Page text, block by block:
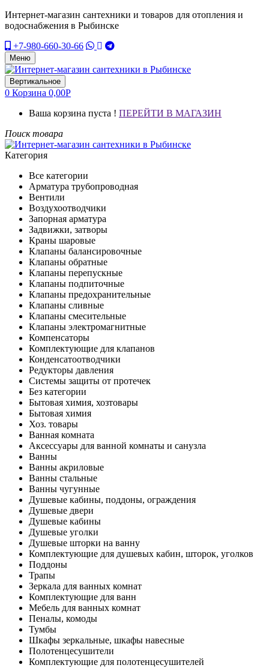
Интернет-магазин сантехники и товаров для отопления и
водоснабжения в Рыбинске
+7-980-660-30-66
Меню
Вертикальное
0 Корзина 0,00Р
Ваша корзина пуста ! ПЕРЕЙТИ В МАГАЗИН
Поиск товара
Категория
Все категории
Арматура трубопроводная
Вентили
Воздухоотводчики
Запорная арматура
Задвижки, затворы
Краны шаровые
Клапаны балансировочные
Клапаны обратные
Клапаны перепускные
Клапаны подпиточные
Клапаны предохранительные
Клапаны сливные
Клапаны смесительные
Клапаны электромагнитные
Компенсаторы
Комплектующие для клапанов
Конденсатоотводчики
Редукторы давления
Системы защиты от протечек
Без категории
Бытовая химия, хозтовары
Бытовая химия
Хоз. товары
Ванная комната
Аксессуары для ванной комнаты и санузла
Ванны
Ванны акриловые
Ванны стальные
Ванны чугунные
Душевые кабины, поддоны, ограждения
Душевые двери
Душевые кабины
Душевые уголки
Душевые шторки на ванну
Комплектующие для душевых кабин, шторок, уголков
Поддоны
Трапы
Зеркала для ванных комнат
Комплектующие для ванн
Мебель для ванных комнат
Пеналы, комоды
Тумбы
Шкафы зеркальные, шкафы навесные
Полотенцесушители
Комплектующие для полотенцесушителей